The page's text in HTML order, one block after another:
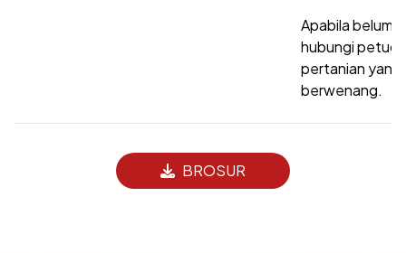
Apabila belum
hubungi
pertanian yang
berwenang.
BROSUR